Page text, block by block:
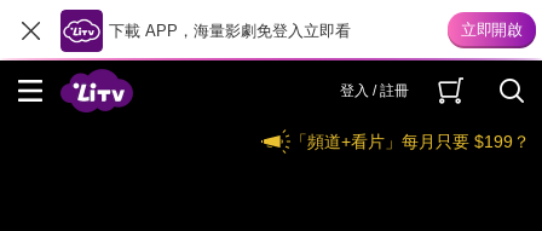
下載 APP，海量影劇免登入立即看
登入 / 註冊
「頻道+看片」每月只要 $199？